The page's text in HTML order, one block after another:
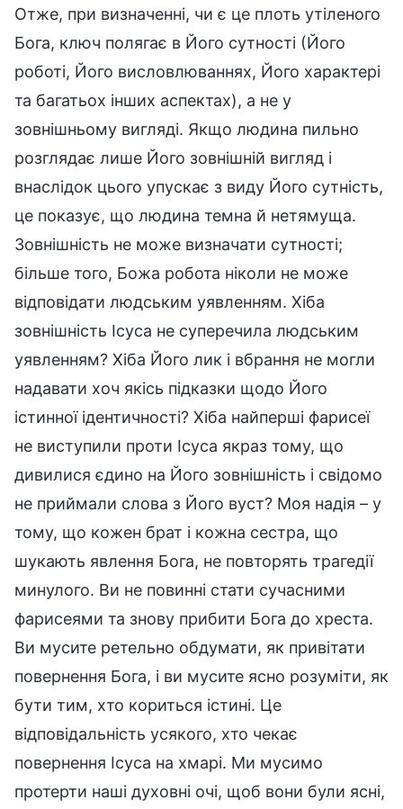
Отже, при визначенні, чи є це плоть утіленого
Бога, ключ полягає в Його сутності (Його
роботі, Його висловлюваннях, Його характері
та багатьох інших аспектах), а не у
зовнішньому вигляді. Якщо людина пильно
розглядає лише Його зовнішній вигляд і
внаслідок цього упускає з виду Його сутність,
це показує, що людина темна й нетямуща.
Зовнішність не може визначати сутності;
більше того, Божа робота ніколи не може
відповідати людським уявленням. Хіба
зовнішність Ісуса не суперечила людським
уявленням? Хіба Його лик і вбрання не могли
надавати хоч якісь підказки щодо Його
істинної ідентичності? Хіба найперші фарисеї
не виступили проти Ісуса якраз тому, що
дивилися єдино на Його зовнішність і свідомо
не приймали слова з Його вуст? Моя надія – у
тому, що кожен брат і кожна сестра, що
шукають явлення Бога, не повторять трагедії
минулого. Ви не повинні стати сучасними
фарисеями та знову прибити Бога до хреста.
Ви мусите ретельно обдумати, як привітати
повернення Бога, і ви мусите ясно розуміти, як
бути тим, хто кориться істині. Це
відповідальність усякого, хто чекає
повернення Ісуса на хмарі. Ми мусимо
протерти наші духовні очі, щоб вони були ясні,